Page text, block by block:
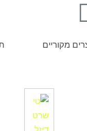
מקוריים